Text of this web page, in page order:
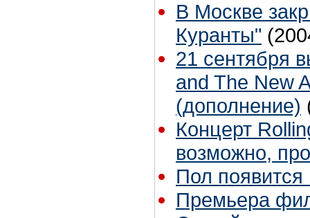
В Москве
Куранты"
21 сентября
and The New
(дополнение)
Концерт
возможно,
Пол
Премьера